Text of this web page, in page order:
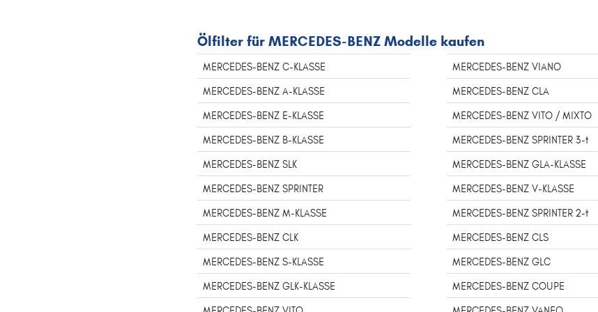
Ölfilter für MERCEDES-BENZ Modelle kaufen
MERCEDES-BENZ C-KLASSE
MERCEDES-BENZ A-KLASSE
MERCEDES-BENZ E-KLASSE
MERCEDES-BENZ B-KLASSE
MERCEDES-BENZ SLK
MERCEDES-BENZ SPRINTER
MERCEDES-BENZ M-KLASSE
MERCEDES-BENZ CLK
MERCEDES-BENZ S-KLASSE
MERCEDES-BENZ GLK-KLASSE
MERCEDES-BENZ VIANO
MERCEDES-BENZ CLA
MERCEDES-BENZ VITO / MIXTO
MERCEDES-BENZ SPRINTER 3-t
MERCEDES-BENZ GLA-KLASSE
MERCEDES-BENZ V-KLASSE
MERCEDES-BENZ SPRINTER 2-t
MERCEDES-BENZ CLS
MERCEDES-BENZ GLC
MERCEDES-BENZ COUPE